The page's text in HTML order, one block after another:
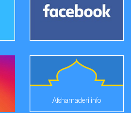
Afsharnaderi.info